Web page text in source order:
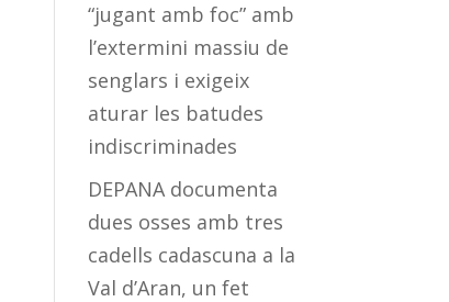
“jugant amb foc” amb
l’extermini massiu de
senglars i exigeix
aturar les batudes
indiscriminades
DEPANA documenta
dues osses amb tres
cadells cadascuna a la
Val d’Aran, un fet